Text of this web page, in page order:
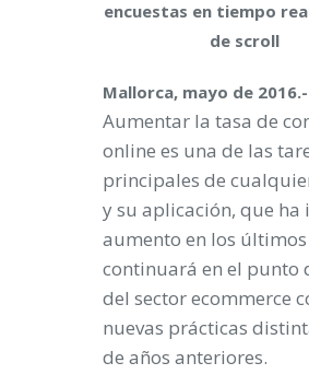
encuestas en tiempo
de scroll
Mallorca, mayo de 2016.-
Aumentar la tasa de
online es una de las
principales de
y su aplicación, que ha
aumento en los últimos
continuará en el punto
del sector ecommerce
nuevas prácticas
de años anteriores.